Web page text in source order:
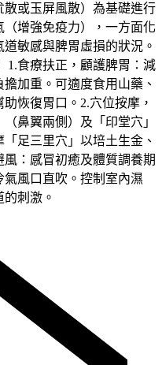
或玉屏風散）為基礎進行
增強免疫力），一方面化
敏感與脾胃虛損的狀況。
1.食療扶正，顧護脾胃：減
加重。可適度食用山藥、
恢復胃口。2.穴位按摩，
鼻翼兩側）及「印堂穴」
足三里穴」以培土生金、
：感冒初癒及體質調養期
風口直吹。控制室內濕
刺激。